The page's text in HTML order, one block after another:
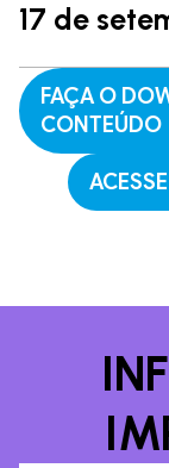
17 de
FAÇA O
CONTEÚDO